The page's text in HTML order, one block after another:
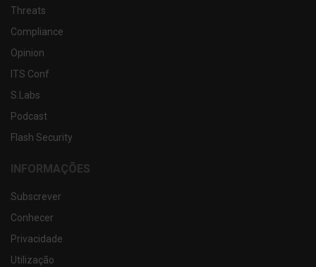
Threats
Compliance
Opinion
ITS Conf
S.Labs
Podcast
Flash Security
INFORMAÇÕES
Subscrever
Conhecer
Privacidade
Utilização